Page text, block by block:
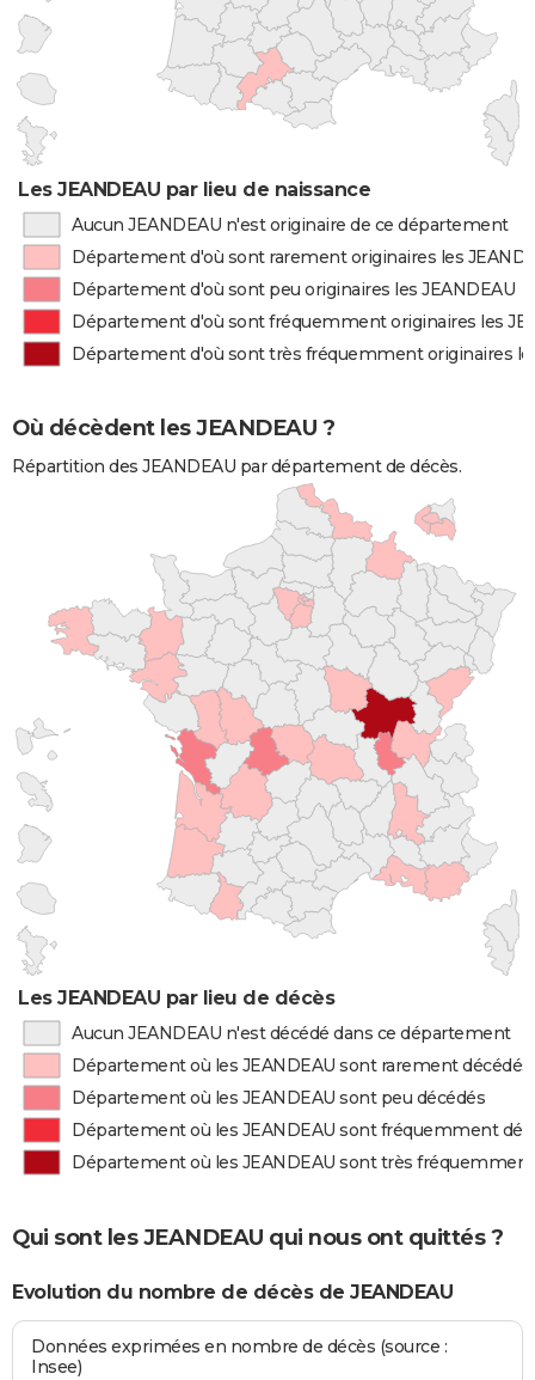
Les JEANDEAU par lieu de naissance
Aucun JEANDEAU n'est originaire de ce département
Département d'où sont rarement originaires les
Département d'où sont peu originaires les JEANDEAU
Département d'où sont fréquemment originaires les
Département d'où sont très fréquemment originaires
Où décèdent les JEANDEAU ?
Répartition des JEANDEAU par département de décès.
Les JEANDEAU par lieu de décès
Aucun JEANDEAU n'est décédé dans ce département
Département où les JEANDEAU sont rarement décédés
Département où les JEANDEAU sont peu décédés
Département où les JEANDEAU sont fréquemment
Département où les JEANDEAU sont très
Qui sont les JEANDEAU qui nous ont quittés ?
Evolution du nombre de décès de JEANDEAU
Données exprimées en nombre de décès (source :
Insee)